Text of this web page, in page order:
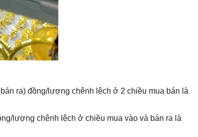
ra) đồng/lượng chênh lệch ở 2 chiều mua bán là
lượng chênh lệch ở chiều mua vào và bán ra là